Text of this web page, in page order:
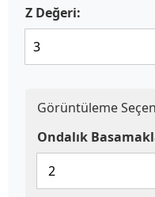
Z Değeri:
Görüntüleme
Ondalık